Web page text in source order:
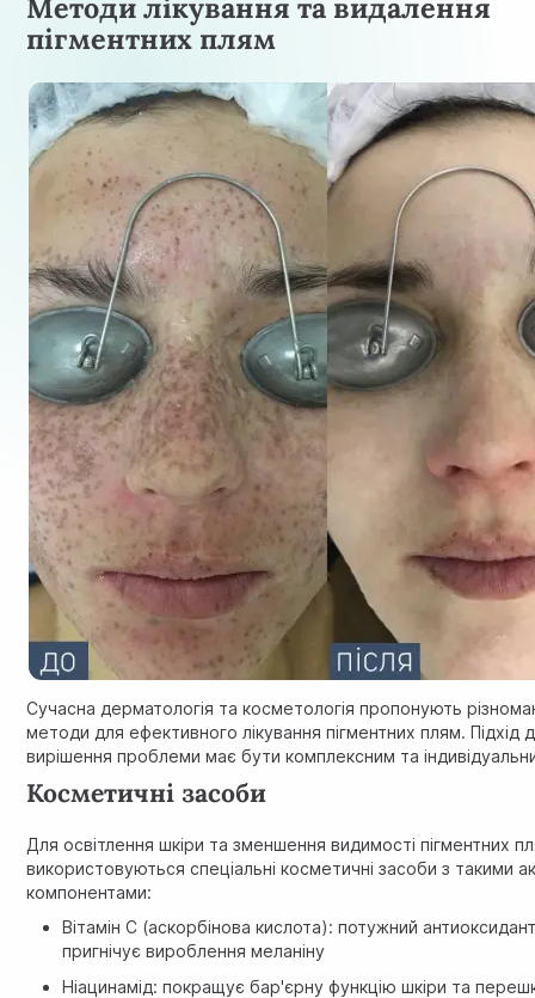
Методи лікування та видалення
пігментних плям
Сучасна дерматологія та косметологія пропонують
методи для ефективного лікування пігментних плям. Підхід
вирішення проблеми має бути комплексним та
Косметичні засоби
Для освітлення шкіри та зменшення видимості пігментних
використовуються спеціальні косметичні засоби з такими
компонентами:
Вітамін С (аскорбінова кислота): потужний
пригнічує вироблення меланіну
Ніацинамід: покращує бар'єрну функцію шкіри та